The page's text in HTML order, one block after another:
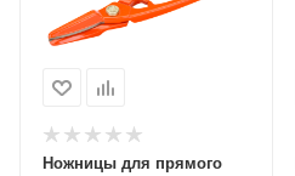
Ножницы для прямого